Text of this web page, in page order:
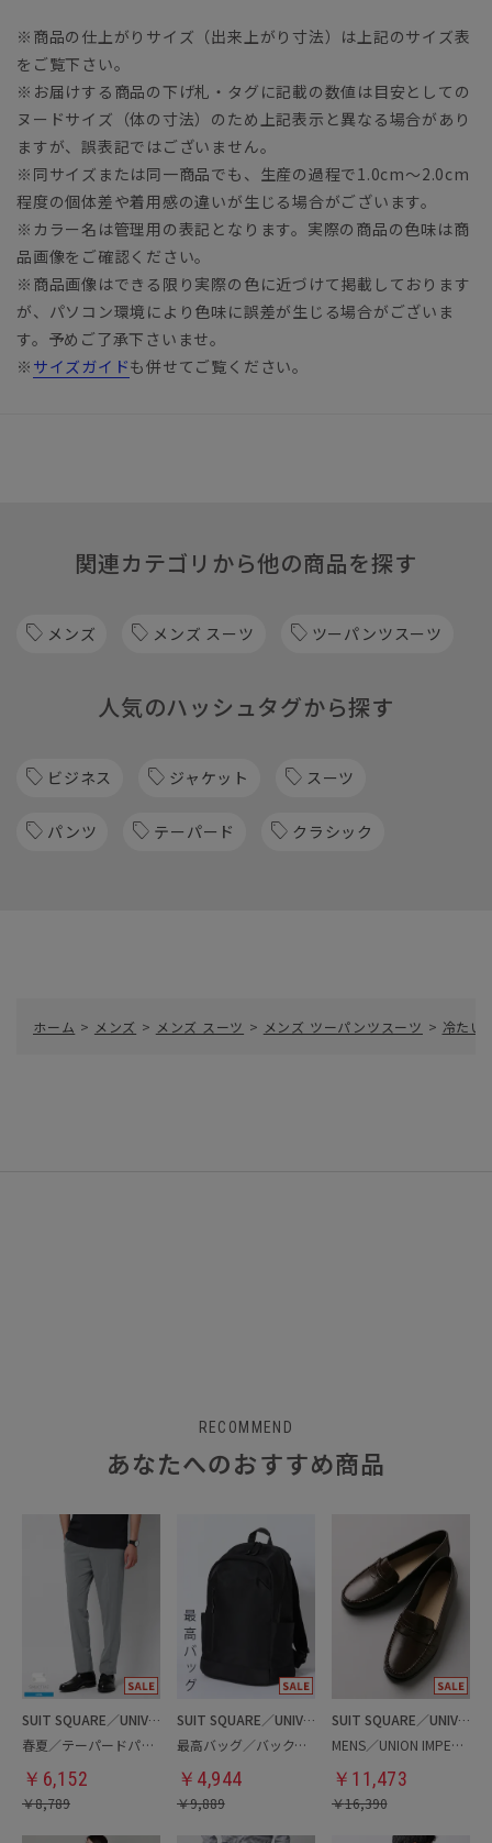
※商品の仕上がりサイズ（出来上がり寸法）は上記のサイズ表
をご覧下さい。
※お届けする商品の下げ札・タグに記載の数値は目安としての
ヌードサイズ（体の寸法）のため上記表示と異なる場合があり
ますが、誤表記ではございません。
※同サイズまたは同一商品でも、生産の過程で1.0cm～2.0cm
程度の個体差や着用感の違いが生じる場合がございます。
※カラー名は管理用の表記となります。実際の商品の色味は商
品画像をご確認ください。
※商品画像はできる限り実際の色に近づけて掲載しております
が、パソコン環境により色味に誤差が生じる場合がございま
す。予めご了承下さいませ。
※ サイズガイドも併せてご覧ください。
関連カテゴリから他の商品を探す
メンズ メンズ スーツ ツーパンツスーツ
人気のハッシュタグから探す
ビジネス ジャケット スーツ
パンツ テーパード クラシック
ホーム > メンズ > メンズ スーツ > メンズ ツーパンツスーツ > 冷たい
RECOMMEND
あなたへのおすすめ商品
SUIT SQUARE／UNIVERSAL LANGUAGE
春夏／テーパードパンツ
￥ 6,152
￥8,789
SUIT SQUARE／UNIVERSAL LANGUAGE
最高バッグ／バックパック
￥ 4,944
￥9,889
SUIT SQUARE／UNIVERSAL LANGUAGE
MENS／UNION IMPERIAL監修／コインローファー
￥ 11,473
￥16,390